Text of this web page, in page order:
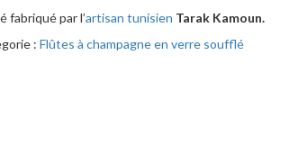
fabriqué par l’artisan tunisien Tarak Kamoun.
: Flûtes à champagne en verre soufflé